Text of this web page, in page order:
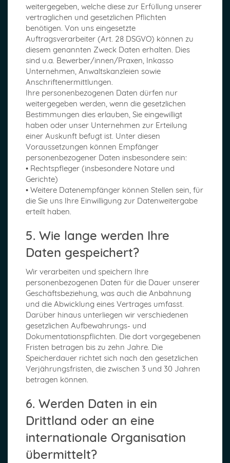
weitergegeben, welche diese zur Erfüllung unserer
vertraglichen und gesetzlichen Pflichten
benötigen. Von uns eingesetzte
Auftragsverarbeiter (Art. 28 DSGVO) können zu
diesem genannten Zweck Daten erhalten. Dies
sind u.a. Bewerber/innen/Praxen, Inkasso
Unternehmen, Anwaltskanzleien sowie
Anschriftenermittlungen.
Ihre personenbezogenen Daten dürfen nur
weitergegeben werden, wenn die gesetzlichen
Bestimmungen dies erlauben, Sie eingewilligt
haben oder unser Unternehmen zur Erteilung
einer Auskunft befugt ist. Unter diesen
Voraussetzungen können Empfänger
personenbezogener Daten insbesondere sein:
• Rechtspfleger (insbesondere Notare und
Gerichte)
• Weitere Datenempfänger können Stellen sein, für
die Sie uns Ihre Einwilligung zur Datenweitergabe
erteilt haben.
5. Wie lange werden Ihre
Daten gespeichert?
Wir verarbeiten und speichern Ihre
personenbezogenen Daten für die Dauer unserer
Geschäftsbeziehung, was auch die Anbahnung
und die Abwicklung eines Vertrages umfasst.
Darüber hinaus unterliegen wir verschiedenen
gesetzlichen Aufbewahrungs- und
Dokumentationspflichten. Die dort vorgegebenen
Fristen betragen bis zu zehn Jahre. Die
Speicherdauer richtet sich nach den gesetzlichen
Verjährungsfristen, die zwischen 3 und 30 Jahren
betragen können.
6. Werden Daten in ein
Drittland oder an eine
internationale Organisation
übermittelt?